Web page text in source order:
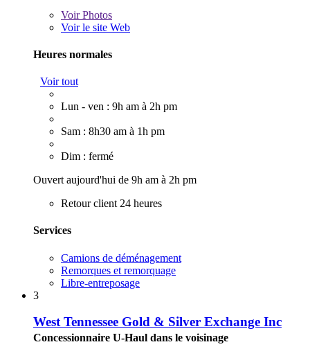
VoirPhotos
Voir le site Web
Heures normales
Voir tout
Lun - ven : 9h am à 2h pm
Sam : 8h30 am à 1h pm
Dim : fermé
Ouvert aujourd'hui de 9h am à 2h pm
Retour client 24 heures
Services
Camions de déménagement
Remorques et remorquage
Libre-entreposage
3
West Tennessee Gold & Silver Exchange Inc
Concessionnaire U-Haul dans le voisinage